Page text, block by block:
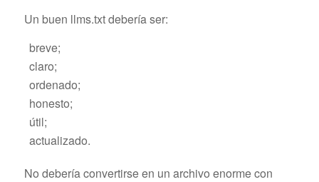
Un buen llms.txt debería ser:
breve;
claro;
ordenado;
honesto;
útil;
actualizado.
No debería convertirse en un archivo enorme con